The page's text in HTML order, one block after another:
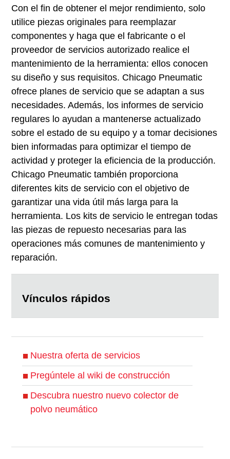
Con el fin de obtener el mejor rendimiento, solo
utilice piezas originales para reemplazar
componentes y haga que el fabricante o el
proveedor de servicios autorizado realice el
mantenimiento de la herramienta: ellos conocen
su diseño y sus requisitos. Chicago Pneumatic
ofrece planes de servicio que se adaptan a sus
necesidades. Además, los informes de servicio
regulares lo ayudan a mantenerse actualizado
sobre el estado de su equipo y a tomar decisiones
bien informadas para optimizar el tiempo de
actividad y proteger la eficiencia de la producción.
Chicago Pneumatic también proporciona
diferentes kits de servicio con el objetivo de
garantizar una vida útil más larga para la
herramienta. Los kits de servicio le entregan todas
las piezas de repuesto necesarias para las
operaciones más comunes de mantenimiento y
reparación.
Vínculos rápidos
Nuestra oferta de servicios
Pregúntele al wiki de construcción
Descubra nuestro nuevo colector de
polvo neumático